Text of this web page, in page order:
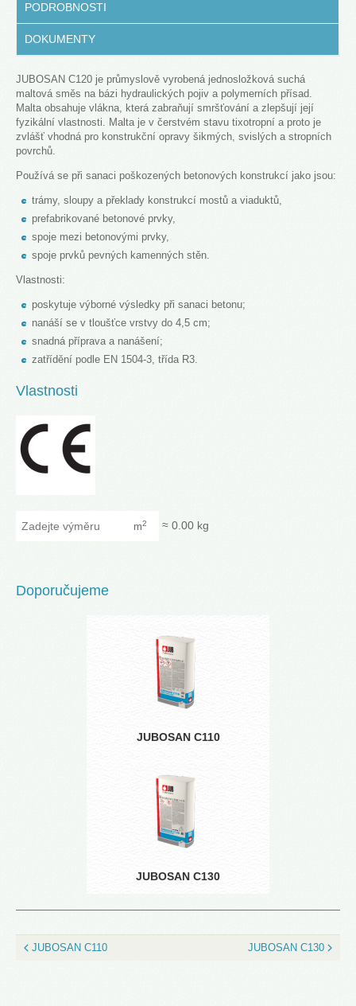
PODROBNOSTI
DOKUMENTY
JUBOSAN C120 je průmyslově vyrobená jednosložková suchá
maltová směs na bázi hydraulických pojiv a polymerních přísad.
Malta obsahuje vlákna, která zabraňují smršťování a zlepšují její
fyzikální vlastnosti. Malta je v čerstvém stavu tixotropní a proto je
zvlášť vhodná pro konstrukční opravy šikmých, svislých a stropních
povrchů.
Používá se při sanaci poškozených betonových konstrukcí jako jsou:
trámy, sloupy apřeklady konstrukcí mostů a viaduktů,
prefabrikované betonové prvky,
spoje mezi betonovými prvky,
spoje prvků pevných kamenných stěn.
Vlastnosti:
poskytuje výborné výsledky při sanaci betonu;
nanáší se v tloušťce vrstvy do 4,5 cm;
snadná příprava a nanášení;
zatřídění podle EN 1504-3, třída R3.
Vlastnosti
m2 ≈ 0.00 kg
Doporučujeme
JUBOSAN C110
JUBOSAN C130
JUBOSAN C110 JUBOSAN C130